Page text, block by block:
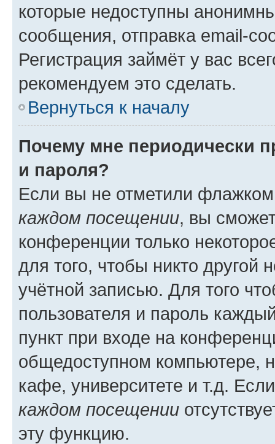
которые недоступны
сообщения, отправка email-
Регистрация займёт у вас
рекомендуем это сделать.
Вернуться к началу
Почему мне периодически
и пароля?
Если вы не отметили
каждом посещении, вы
конференции только
для того, чтобы никто другой
учётной записью. Для того
пользователя и пароль
пункт при входе на
общедоступном компьютере,
кафе, университете и т.д.
каждом посещении
эту функцию.